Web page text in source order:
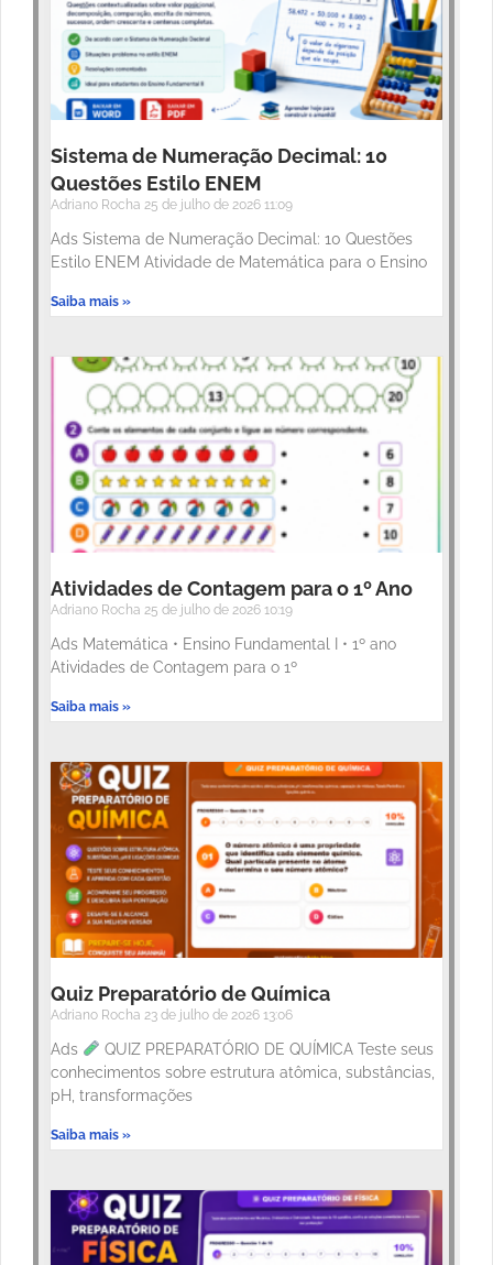
Sistema de Numeração Decimal: 10
Questões Estilo ENEM
Adriano Rocha 25 de julho de 2026 11:09
Ads Sistema de Numeração Decimal: 10 Questões
Estilo ENEM Atividade de Matemática para o Ensino
Saiba mais »
Atividades de Contagem para o 1º Ano
Adriano Rocha 25 de julho de 2026 10:19
Ads Matemática • Ensino Fundamental I • 1º ano
Atividades de Contagem para o 1º
Saiba mais »
Quiz Preparatório de Química
Adriano Rocha 23 de julho de 2026 13:06
Ads
QUIZ PREPARATÓRIO DE QUÍMICA Teste seus
conhecimentos sobre estrutura atômica, substâncias,
pH, transformações
Saiba mais »